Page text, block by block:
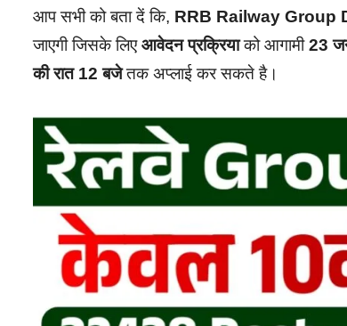
आप सभी को बता दें कि, RRB Railway Group
जाएगी जिसके लिएआवेदन प्रक्रियाको आगामी23
की रात 12 बजेतक अप्लाई कर सकते है।